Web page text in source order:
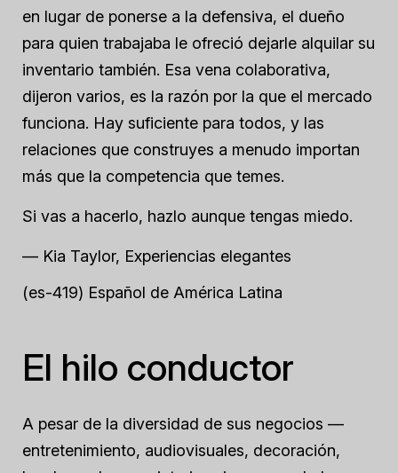
en lugar de ponerse a la defensiva, el dueño
para quien trabajaba le ofreció dejarle alquilar su
inventario también. Esa vena colaborativa,
dijeron varios, es la razón por la que el mercado
funciona. Hay suficiente para todos, y las
relaciones que construyes a menudo importan
más que la competencia que temes.
Si vas a hacerlo, hazlo aunque tengas miedo.
— Kia Taylor, Experiencias elegantes
(es-419) Español de América Latina
El hilo conductor
A pesar de la diversidad de sus negocios —
entretenimiento, audiovisuales, decoración,